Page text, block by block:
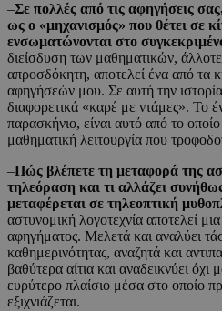
–Σε πολλές από τις αφηγήσεις
ως ο «μηχανισμός» που θέτει σε
ενσωματώνονται στο
διείσδυση των μαθηματικών,
απροσδόκητη, αποτελεί ένα από τα
αφηγήσεών μου. Σε αυτή την
διαφορετικά «καρέ με ντάμες». Το
παρασκήνιο, είναι αυτό από το
μαθηματική λειτουργία που
–Πώς βλέπετε τη μεταφορά της
τηλεόραση και τι αλλάζει
μεταφέρεται σε τηλεοπτική
αστυνομική λογοτεχνία αποτελεί
αφηγήματος. Μελετά και αναλύει
καθημερινότητας, αναζητά και
βαθύτερα αίτια και αναδεικνύει
ευρύτερο πλαίσιο μέσα στο οποίο
εξιχνιάζεται.